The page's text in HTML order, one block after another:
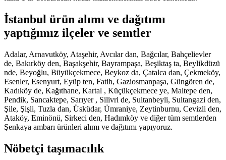
İstanbul ürün alımı ve dağıtımı
yaptığımız ilçeler ve semtler
Adalar, Arnavutköy, Ataşehir, Avcılar dan, Bağcılar, Bahçelievler
de, Bakırköy den, Başakşehir, Bayrampaşa, Beşiktaş ta, Beylikdüzü
nde, Beyoğlu, Büyükçekmece, Beykoz da, Çatalca dan, Çekmeköy,
Esenler, Esenyurt, Eyüp ten, Fatih, Gaziosmanpaşa, Güngören de,
Kadıköy de, Kağıthane, Kartal , Küçükçekmece ye, Maltepe den,
Pendik, Sancaktepe, Sarıyer , Silivri de, Sultanbeyli, Sultangazi den,
Şile, Şişli, Tuzla dan, Üsküdar, Ümraniye, Zeytinburnu, Cevizli den,
Ataköy, Eminönü, Sirkeci den, Hadımköy ve diğer tüm semtlerden
Şenkaya ambarı ürünleri alımı ve dağıtımı yapıyoruz.
Nöbetçi taşımacılık